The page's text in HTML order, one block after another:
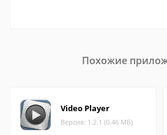
Похожие
Video Player
Версия: 1.2.1 (0.46 МБ)